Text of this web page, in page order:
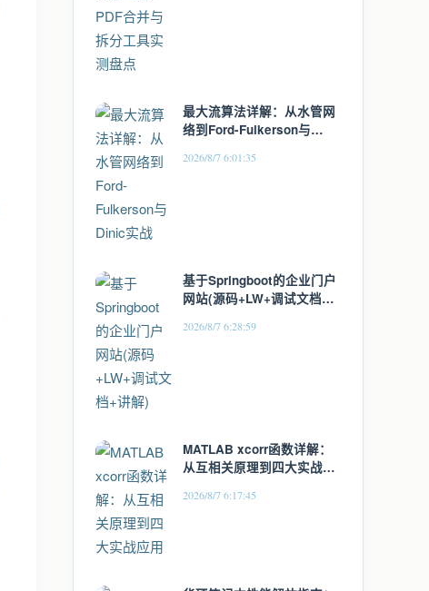
最大流算法详解：从水管网
络到Ford-Fulkerson与
2026/8/7 6:01:35
基于Springboot的企业门户
网站(源码+LW+调试文档
2026/8/7 6:28:59
MATLAB xcorr函数详解：
从互相关原理到四大实战应
2026/8/7 6:17:45